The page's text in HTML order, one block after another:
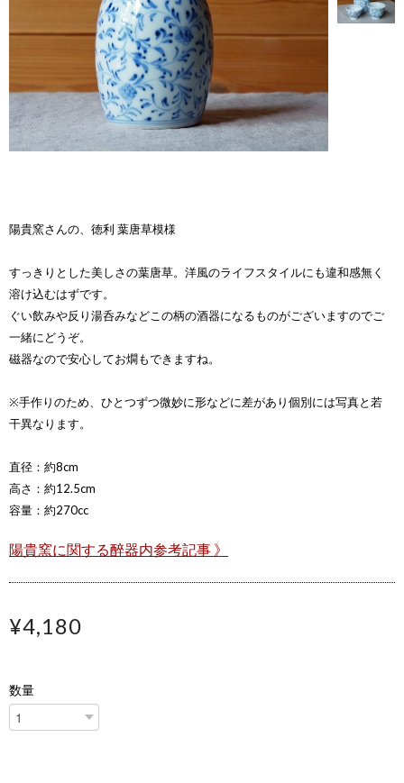
陽貴窯さんの、徳利 葉唐草模様
すっきりとした美しさの葉唐草。洋風のライフスタイルにも違和感無く
溶け込むはずです。
ぐい飲みや反り湯呑みなどこの柄の酒器になるものがございますのでご
一緒にどうぞ。
磁器なので安心してお燗もできますね。
※手作りのため、ひとつずつ微妙に形などに差があり個別には写真と若
干異なります。
直径：約8cm
高さ：約12.5cm
容量：約270cc
陽貴窯に関する醉器内参考記事 》
¥4,180
数量